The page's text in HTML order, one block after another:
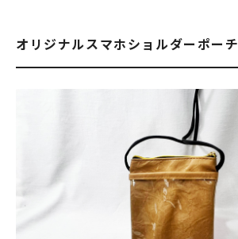
オリジナルスマホショルダーポーチ